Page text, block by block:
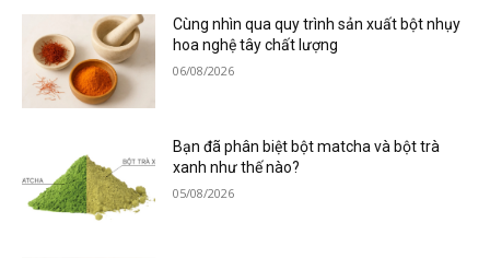
Cùng nhìn qua quy trình sản xuất bột nhụy
hoa nghệ tây chất lượng
06/08/2026
Bạn đã phân biệt bột matcha và bột trà
xanh như thế nào?
05/08/2026